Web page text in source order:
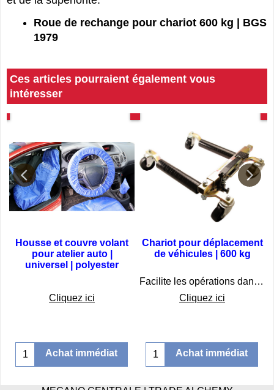
chariot BGS 1975 et 8604 et profitez de la durabilité
et de la supériorité.
Roue de rechange pour chariot 600 kg | BGS
Ces articles pourraient également vous
intéresser
Housse et couvre volant
pour atelier auto |
€18.75
Chariot pour déplacement
€216.75